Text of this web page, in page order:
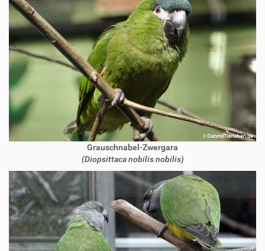
Grauschnabel-Zwergara
(Diopsittaca nobilis nobilis)